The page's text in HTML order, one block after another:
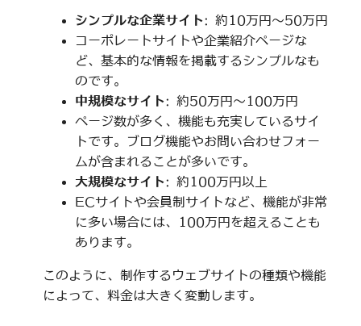
シンプルな企業サイト: 約10万円～50万円
コーポレートサイトや企業紹介ページな
ど、基本的な情報を掲載するシンプルなも
のです。
中規模なサイト: 約50万円～100万円
ページ数が多く、機能も充実しているサイ
トです。ブログ機能やお問い合わせフォー
ムが含まれることが多いです。
大規模なサイト: 約100万円以上
ECサイトや会員制サイトなど、機能が非常
に多い場合には、100万円を超えることも
あります。
このように、制作するウェブサイトの種類や機能
によって、料金は大きく変動します。